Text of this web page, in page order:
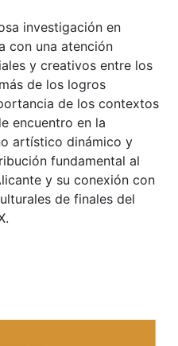
investigación en
con una atención
y creativos entre los
de los logros
de los contextos
encuentro en la
artístico dinámico y
fundamental al
y su conexión con
de finales del